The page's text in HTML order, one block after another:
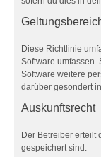
Diese Richtlinie
Software umfassen.
Software weitere
darüber gesondert
Auskunftsrecht
Der Betreiber erteilt
gespeichert sind.